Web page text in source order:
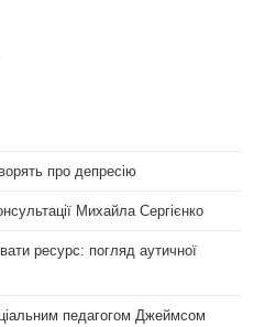
про депресію
Михайла Сергієнко
ресурс: погляд аутичної
педагогом Джеймсом